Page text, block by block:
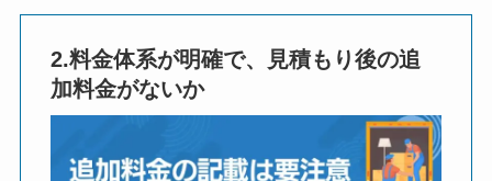
2.料金体系が明確で、見積もり後の追
加料金がないか